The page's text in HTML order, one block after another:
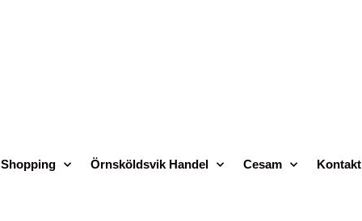
Shopping Örnsköldsvik Handel Cesam Kontakt